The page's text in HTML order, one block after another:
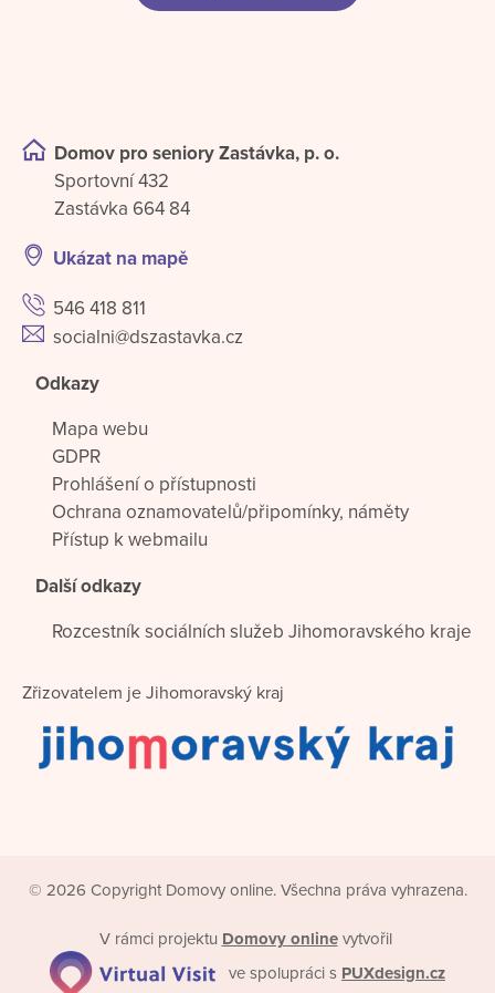
Domov pro seniory Zastávka, p. o.
Sportovní 432
Zastávka 664 84
Ukázat na mapě
546 418 811
socialni@dszastavka.cz
Odkazy
Mapa webu
GDPR
Prohlášení o přístupnosti
Ochrana oznamovatelů/připomínky, náměty
Přístup k webmailu
Další odkazy
Rozcestník sociálních služeb Jihomoravského kraje
Zřizovatelem je Jihomoravský kraj
© 2026 Copyright Domovy online. Všechna práva vyhrazena.
V rámci projektu Domovy onlinevytvořil
ve spolupráci s PUXdesign.cz